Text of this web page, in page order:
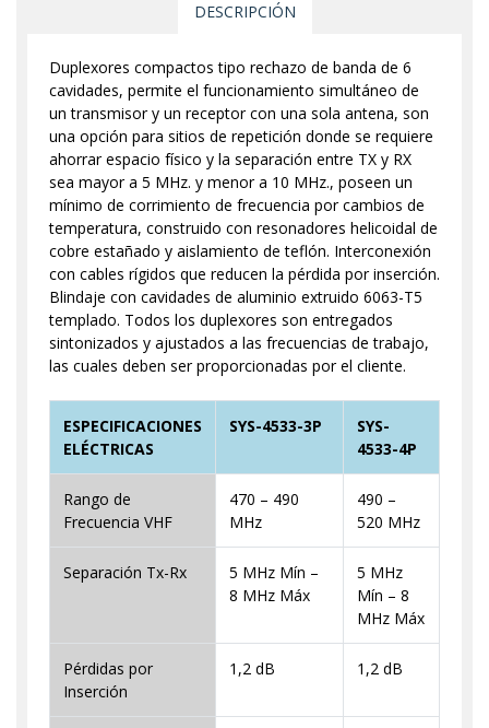
DESCRIPCIÓN
Duplexores compactos tipo rechazo de banda de 6
cavidades, permite el funcionamiento simultáneo de
un transmisor y un receptor con una sola antena, son
una opción para sitios de repetición donde se requiere
ahorrar espacio físico y la separación entre TX y RX
sea mayor a 5 MHz. y menor a 10 MHz., poseen un
mínimo de corrimiento de frecuencia por cambios de
temperatura, construido con resonadores helicoidal de
cobre estañado y aislamiento de teflón. Interconexión
con cables rígidos que reducen la pérdida por inserción.
Blindaje con cavidades de aluminio extruido 6063-T5
templado. Todos los duplexores son entregados
sintonizados y ajustados a las frecuencias de trabajo,
las cuales deben ser proporcionadas por el cliente.
ESPECIFICACIONES
ELÉCTRICAS
SYS-4533-3P
SYS-
4533-4P
Rango de
Frecuencia VHF
470 – 490
MHz
490 –
520 MHz
Separación Tx-Rx
5 MHz Mín –
8 MHz Máx
5 MHz
Mín – 8
MHz Máx
Pérdidas por
Inserción
1,2 dB 1,2 dB